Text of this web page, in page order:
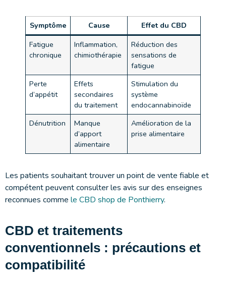
Symptôme Cause
Effet du CBD
Fatigue
chronique
Inflammation,
chimiothérapie
Réduction des
sensations de
fatigue
Perte
d’appétit
Effets
secondaires
du traitement
Stimulation du
système
endocannabinoïde
Dénutrition
Manque
d’apport
alimentaire
Amélioration de la
prise alimentaire
Les patients souhaitant trouver un point de vente fiable et
compétent peuvent consulter les avis sur des enseignes
reconnues comme le CBD shop de Ponthierry.
CBD et traitements
conventionnels : précautions et
compatibilité